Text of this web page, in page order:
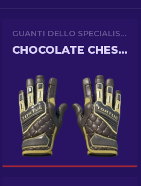
GUANTI DELLO SPECIALISTA
CHOCOLATE CHESTERFIELD